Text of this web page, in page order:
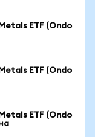
ETF (Ondo
ETF (Ondo
ETF (Ondo